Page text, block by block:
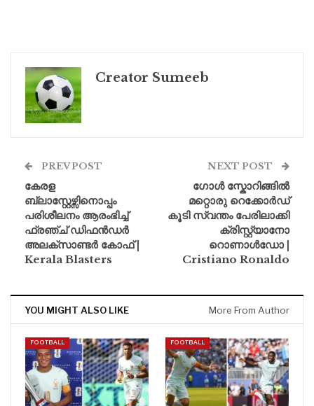
Creator Sumeeb
PREV POST
കേരള
ബ്ലാസ്റ്റേഴ്സിനൊപ്പം
പരിശീലനം ആരംഭിച്ച്
ഫ്രഞ്ച് ഡിഫൻഡർ
അലക്സാണ്ടർ കോഫ് |
Kerala Blasters
NEXT POST
ഗോൾ സ്കോറിങ്ങിൽ
മറ്റൊരു റെക്കോർഡ്
കൂടി സ്വന്തം പേരിലാക്കി
ക്രിസ്റ്റ്യാനോ
റൊണാൾഡോ |
Cristiano Ronaldo
YOU MIGHT ALSO LIKE More From Author
FOOTBALL FOOTBALL